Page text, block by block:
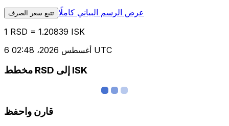
تتبع سعر الصرف عرض الرسم البياني كاملًا
1 RSD = 1.20839 ISK
6 أغسطس 2026، 02:48 UTC
مخطط RSD إلى ISK
قارن واحفظ